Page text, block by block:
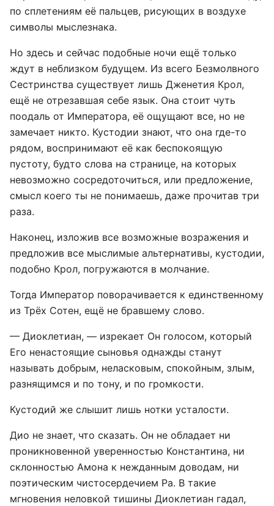
по сплетениям её пальцев, рисующих в воздухе
символы мыслезнака.
Но здесь и сейчас подобные ночи ещё только
ждут в неблизком будущем. Из всего Безмолвного
Сестринства существует лишь Дженетия Крол,
ещё не отрезавшая себе язык. Она стоит чуть
поодаль от Императора, её ощущают все, но не
замечает никто. Кустодии знают, что она где-то
рядом, воспринимают её как беспокоящую
пустоту, будто слова на странице, на которых
невозможно сосредоточиться, или предложение,
смысл коего ты не понимаешь, даже прочитав три
раза.
Наконец, изложив все возможные возражения и
предложив все мыслимые альтернативы, кустодии,
подобно Крол, погружаются в молчание.
Тогда Император поворачивается к единственному
из Трёх Сотен, ещё не бравшему слово.
— Диоклетиан, — изрекает Он голосом, который
Его ненастоящие сыновья однажды станут
называть добрым, неласковым, спокойным, злым,
разнящимся и по тону, и по громкости.
Кустодий же слышит лишь нотки усталости.
Дио не знает, что сказать. Он не обладает ни
проникновенной уверенностью Константина, ни
склонностью Амона к нежданным доводам, ни
поэтическим чистосердечием Ра. В такие
мгновения неловкой тишины Диоклетиан гадал,